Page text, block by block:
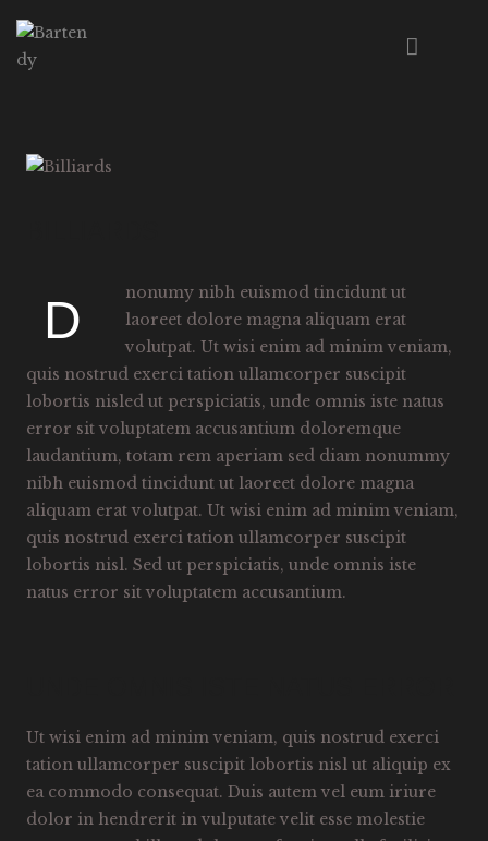
CONTACT
D
nonumy nibh euismod tincidunt ut
laoreet dolore magna aliquam erat
volutpat. Ut wisi enim ad minim veniam,
quis nostrud exerci tation ullamcorper suscipit
lobortis nisled ut perspiciatis, unde omnis iste natus
error sit voluptatem accusantium doloremque
laudantium, totam rem aperiam sed diam nonummy
nibh euismod tincidunt ut laoreet dolore magna
aliquam erat volutpat. Ut wisi enim ad minim veniam,
quis nostrud exerci tation ullamcorper suscipit
lobortis nisl. Sed ut perspiciatis, unde omnis iste
natus error sit voluptatem accusantium.
Ut wisi enim ad minim veniam, quis nostrud exerci
tation ullamcorper suscipit lobortis nisl ut aliquip ex
ea commodo consequat. Duis autem vel eum iriure
dolor in hendrerit in vulputate velit esse molestie